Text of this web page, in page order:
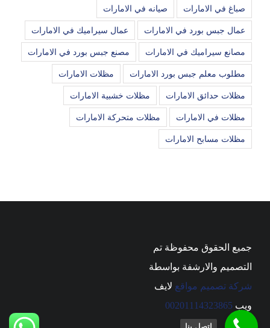
صباغ في الامارات صيانه في الامارات
عمال جبس بورد في الامارات عمال سيراميك في الامارات
مصانع سيراميك في الامارات مصنع جبس بورد في الامارات
مطلوب معلم جبس بورد الامارات مظلات الامارات
مظلات حدائق الامارات مظلات خشبية الامارات
مظلات في الامارات مظلات متحركة الامارات
مظلات مسابح الامارات
جميع الحقوق محفوظة تم
التصميم والارشفة بواسطة
شركة تصميم مواقع لايف
ويب 00201114323865